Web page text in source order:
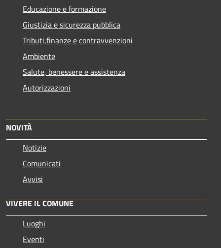
Educazione e formazione
Giustizia e sicurezza pubblica
Tributi,finanze e contravvenzioni
Ambiente
Salute, benessere e assistenza
Autorizzazioni
NOVITÀ
Notizie
Comunicati
Avvisi
VIVERE IL COMUNE
Luoghi
Eventi